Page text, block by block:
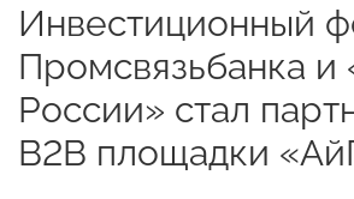
Инвестиционный
Промсвязьбанка
России» стал
B2B площадки